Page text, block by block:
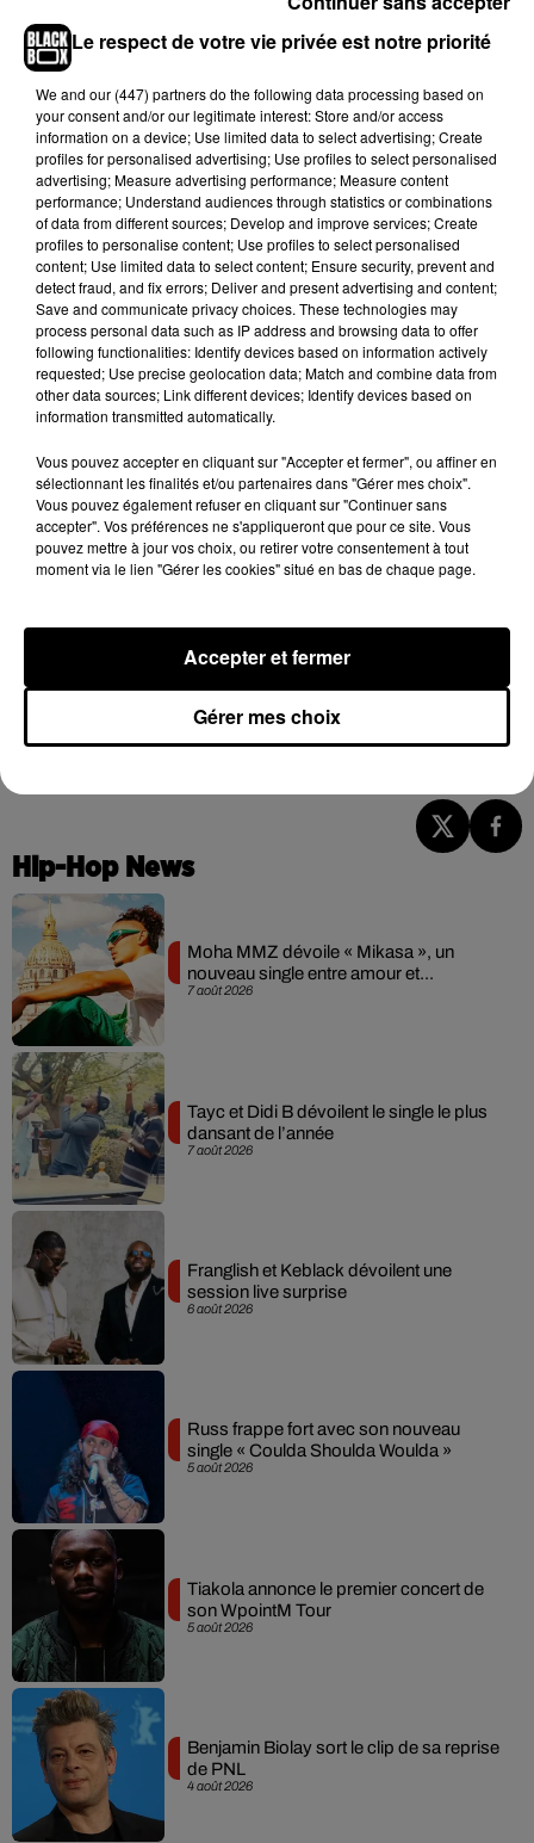
Anatomie d’une chute, dans la course
aux Golden Globes
Outre le duo "Barbenheimer", le film Anatomie d'une chute
de Justine Triet, sacré par la Palme d’or à Cannes, décroche
quatre nominations aux prochains Golden Globes. Le long-
métrage français est ainsi nommé dans quatre catégories :
meilleur scénario,meilleur film dramatique,meilleure
actrice dans un dramepour Sandra Hüller etmeilleur film en
langue non-anglaise.
L’œuvre, snobée par la France lors de sa sélection pour les
Oscars qui lui a préféréLa Passion de Dodin Bouffantde
Tran Anh Hungpour représenter l’Hexagone dans la
catégorie du meilleur film international en mars prochain,
pourrait bel et bien se démarquer lors de cette première
Affaire à suivre...
souhaitez l'afficher, merci de nous donner votre accord
Hip-Hop News
7 août 2026
Moha MMZ dévoile « Mikasa », un
nouveau single entre amour et...
7 août 2026
Tayc et Didi B dévoilent le single le plus
dansant de l’année
6 août 2026
Franglish et Keblack dévoilent une
session live surprise
5 août 2026
Russ frappe fort avec son nouveau
single « Coulda Shoulda Woulda »
5 août 2026
Tiakola annonce le premier concert de
son WpointM Tour
4 août 2026
Benjamin Biolay sort le clip de sa reprise
de PNL
Le respect de votre vie privée est notre priorité
We and our (447) partnersdo the following data processing based on
your consent and/or our legitimate interest: Store and/or access
information on a device; Use limited data to select advertising; Create
profiles for personalised advertising; Use profiles to select personalised
advertising; Measure advertising performance; Measure content
performance; Understand audiences through statistics or combinations
of data from different sources; Develop and improve services; Create
profiles to personalise content; Use profiles to select personalised
content; Use limited data to select content; Ensure security, prevent and
detect fraud, and fix errors; Deliver and present advertising and content;
Save and communicate privacy choices. These technologies may
process personal data such as IP address and browsing data to offer
following functionalities: Identify devices based on information actively
requested; Use precise geolocation data; Match and combine data from
other data sources; Link different devices; Identify devices based on
information transmitted automatically.
Vous pouvez accepter en cliquant sur "Accepter et fermer", ou affiner en
sélectionnant les finalités et/ou partenaires dans "Gérer mes choix".
Vous pouvez également refuser en cliquant sur "Continuer sans
accepter". Vos préférences ne s'appliqueront que pour ce site. Vous
pouvez mettre à jour vos choix, ou retirer votre consentement à tout
moment via le lien "Gérer les cookies" situé en bas de chaque page.
Gérer mes choix
Accepter et fermer